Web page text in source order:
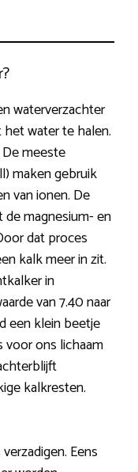
waterverzachter
water te halen.
meeste
maken gebruik
van ionen. De
magnesium- en
dat proces
kalk meer in zit.
in
van 7.40 naar
een klein beetje
voor ons lichaam
kalkresten.
Eens